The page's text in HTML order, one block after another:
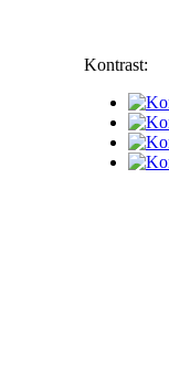
Kontrast: